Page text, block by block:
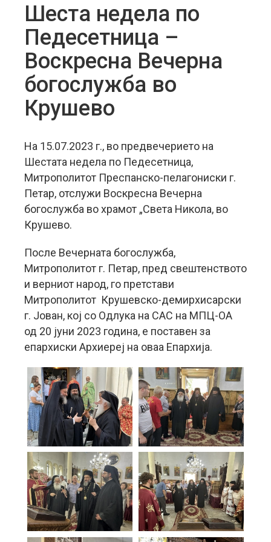
Шеста недела по
Педесетница –
Воскресна Вечерна
богослужба во
Крушево
На 15.07.2023 г., во предвечерието на
Шестата недела по Педесетница,
Митрополитот Преспанско-пелагониски г.
Петар, отслужи Воскресна Вечерна
богослужба во храмот „Света Никола, во
Крушево.
После Вечерната богослужба,
Митрополитот г. Петар, пред свештенството
и верниот народ, го претстави
Митрополитот Крушевско-демирхисарски
г. Јован, кој со Одлука на САС на МПЦ-ОА
од 20 јуни 2023 година, е поставен за
епархиски Архиереј на оваа Епархија.